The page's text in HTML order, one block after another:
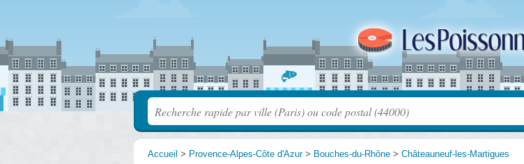
Accueil > Provence-Alpes-Côte d'Azur> Bouches-du-Rhône > Châteauneuf-les-Martigues